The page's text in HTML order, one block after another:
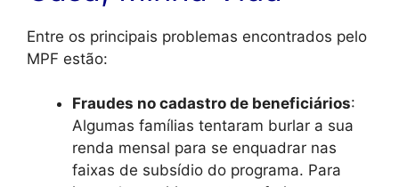
Entre os principais problemas encontrados pelo
MPF estão:
Fraudes no cadastro de beneficiários:
Algumas famílias tentaram burlar a sua
renda mensal para se enquadrar nas
faixas de subsídio do programa. Para